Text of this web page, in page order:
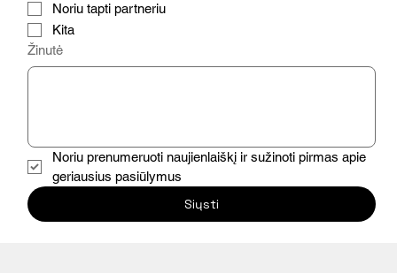
Noriu tapti partneriu
Kita
Žinutė
Noriu prenumeruoti naujienlaiškį ir sužinoti pirmas apie
geriausius pasiūlymus
Siųsti